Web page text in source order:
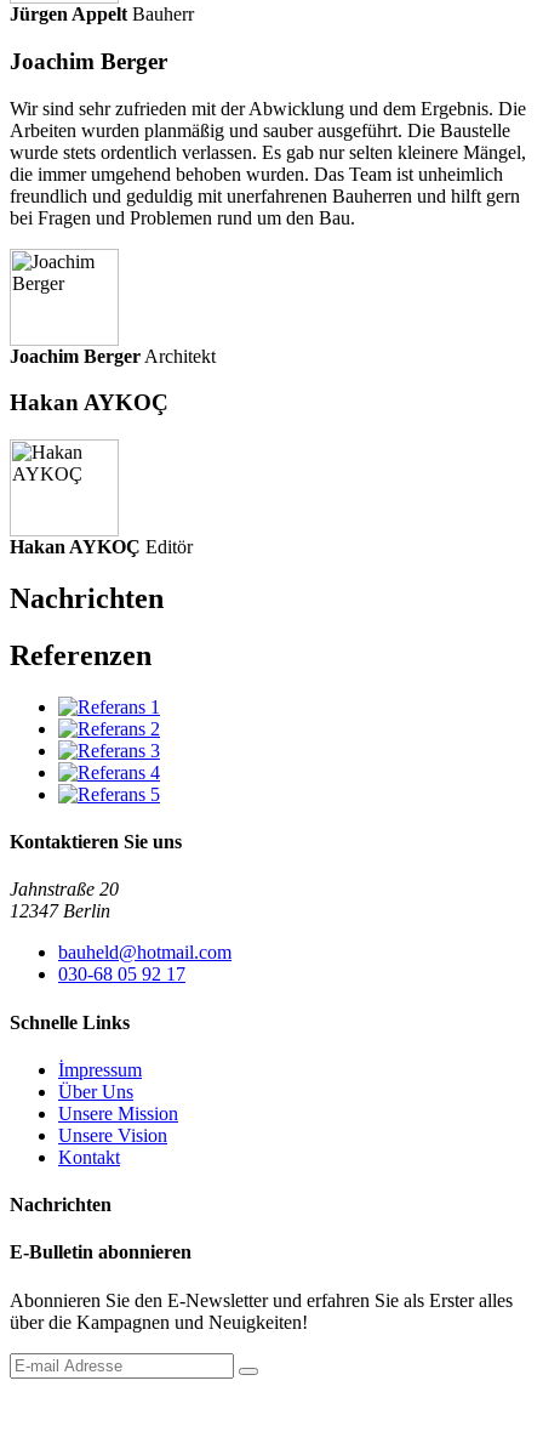
Jürgen Appelt Bauherr
Joachim Berger
Wir sind sehr zufrieden mit der Abwicklung und dem Ergebnis. Die
Arbeiten wurden planmäßig und sauber ausgeführt. Die Baustelle
wurde stets ordentlich verlassen. Es gab nur selten kleinere Mängel,
die immer umgehend behoben wurden. Das Team ist unheimlich
freundlich und geduldig mit unerfahrenen Bauherren und hilft gern
bei Fragen und Problemen rund um den Bau.
Joachim Berger Architekt
Hakan AYKOÇ
Hakan AYKOÇ Editör
Nachrichten
Referenzen
Kontaktieren Sie uns
Jahnstraße 20
12347 Berlin
bauheld@hotmail.com
030-68 05 92 17
Schnelle Links
İmpressum
Über Uns
Unsere Mission
Unsere Vision
Kontakt
Nachrichten
E-Bulletin abonnieren
Abonnieren Sie den E-Newsletter und erfahren Sie als Erster alles
über die Kampagnen und Neuigkeiten!